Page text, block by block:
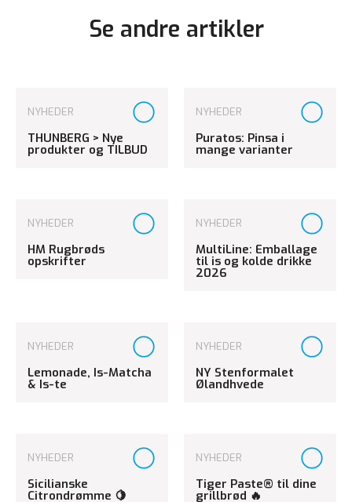
Se andre artikler
NYHEDER
THUNBERG > Nye
produkter og TILBUD
NYHEDER
Puratos: Pinsa i
mange varianter
NYHEDER
HM Rugbrøds
opskrifter
NYHEDER
MultiLine: Emballage
til is og kolde drikke
2026
NYHEDER
Lemonade, Is-Matcha
& Is-te
NYHEDER
NY Stenformalet
Ølandhvede
NYHEDER
Sicilianske
Citrondrømme 🍋
NYHEDER
Tiger Paste® til dine
grillbrød 🔥